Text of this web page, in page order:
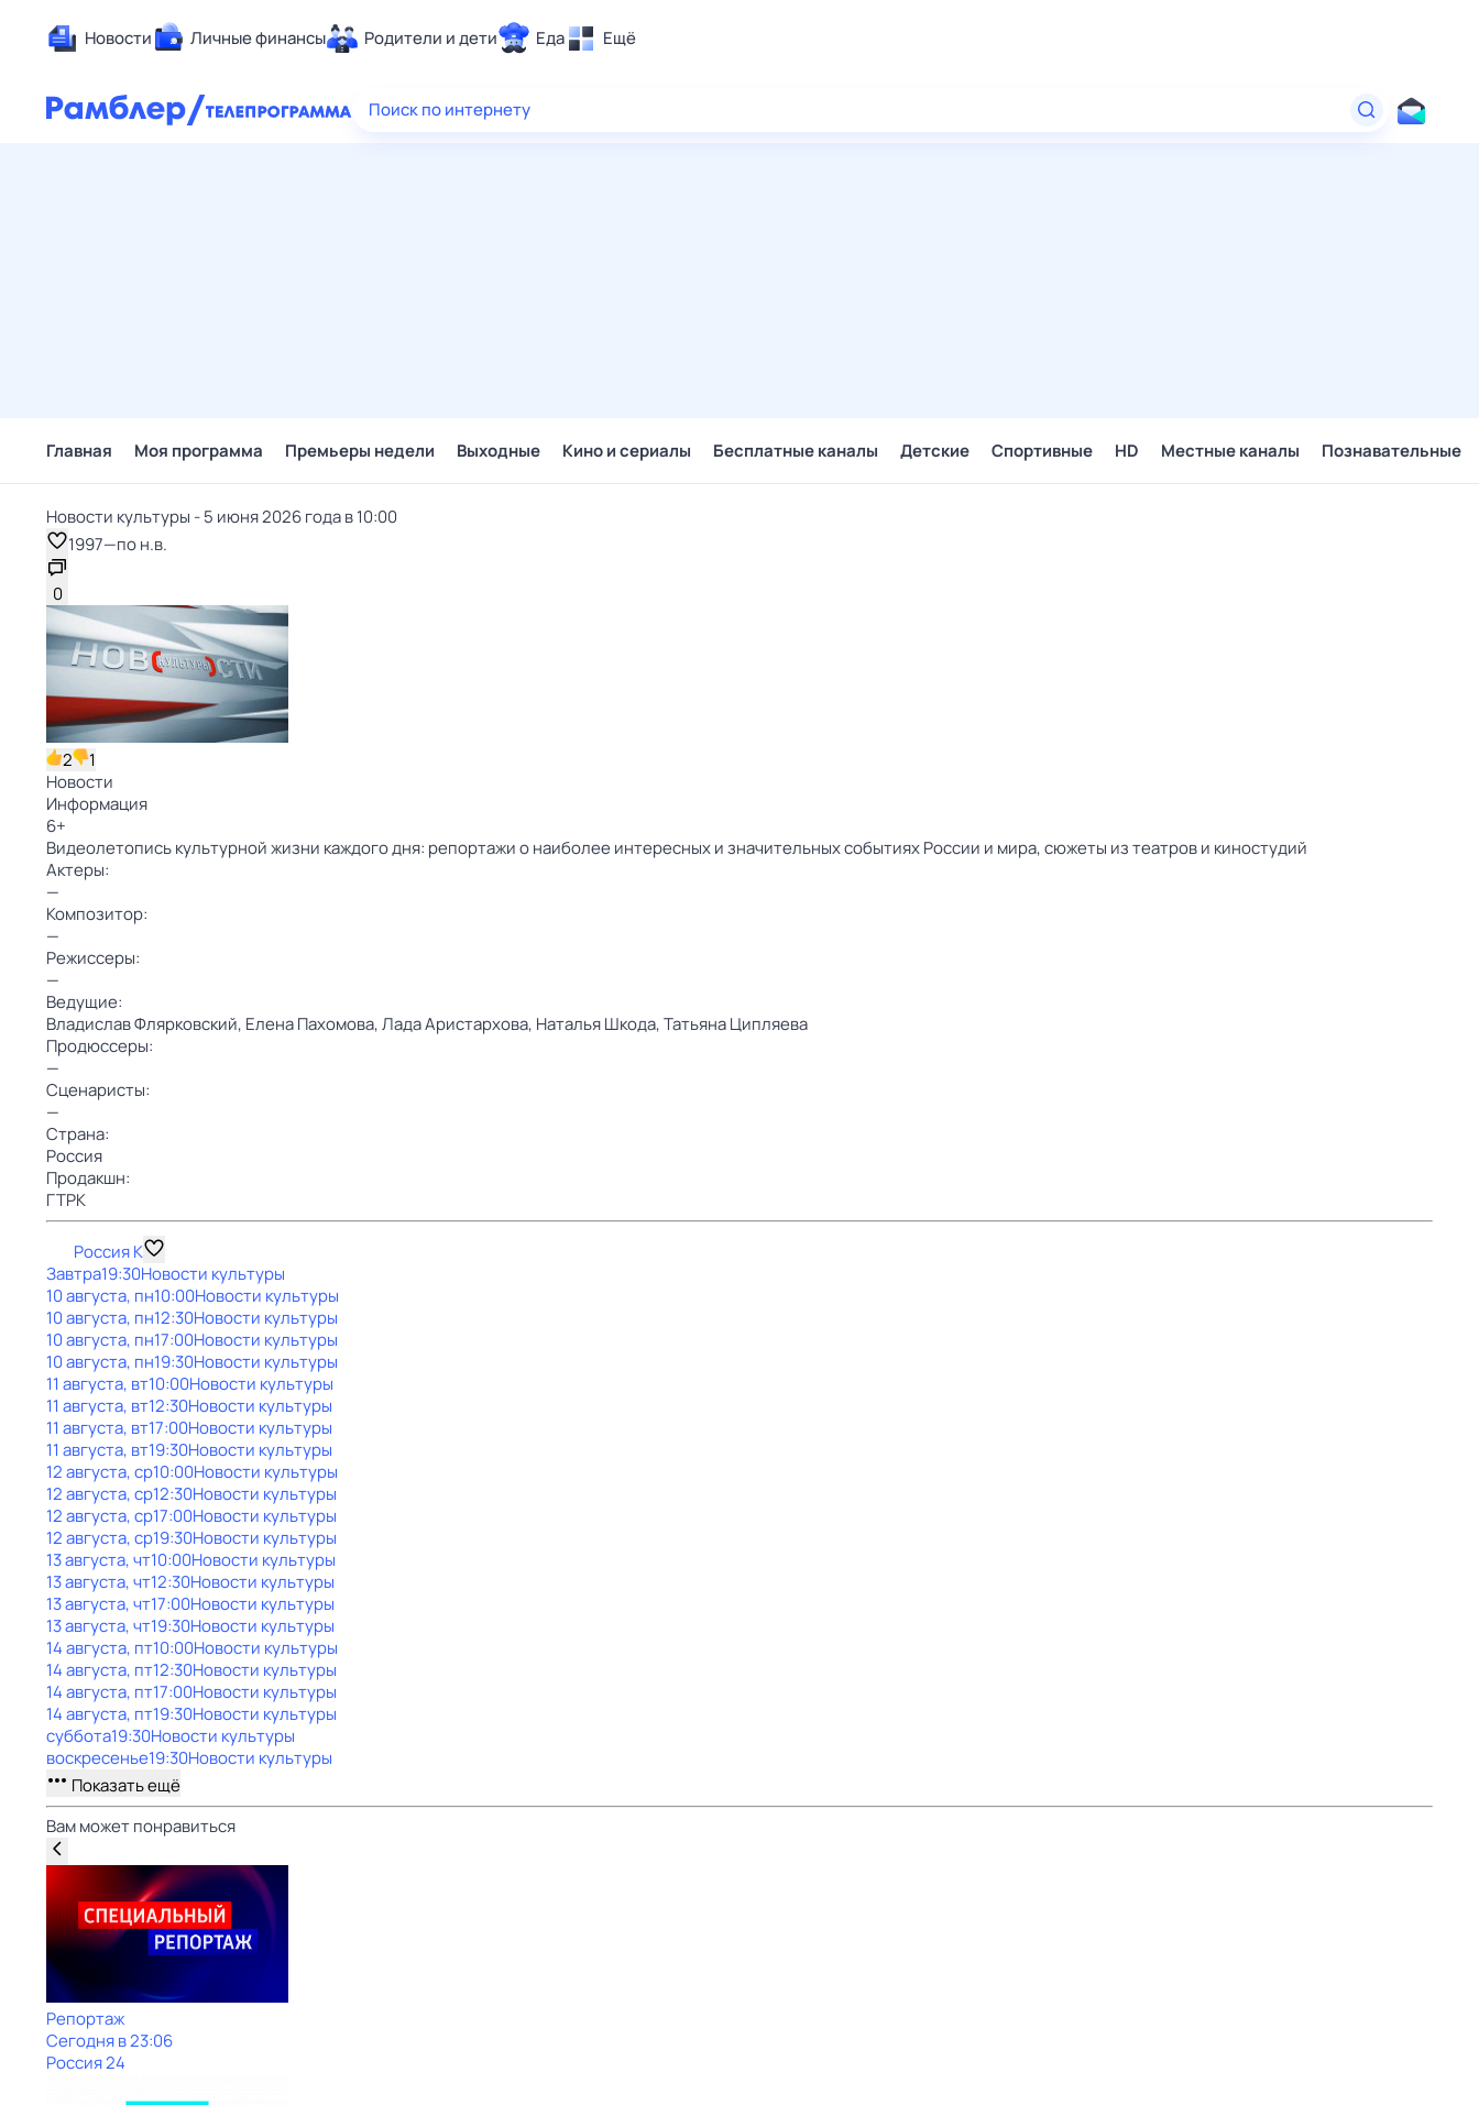
Новости Личные финансы Родители и дети Еда Ещё
Здоровье
Поиск по интернету
Главная Моя программа Премьеры недели Выходные Кино и сериалы Бесплатные каналы Детские Спортивные HD Местные каналы Познавательные
Новости культуры - 5 июня 2026 года в 10:00
1997—по н.в.
0
2
1
Новости
Информация
6+
Видеолетопись культурной жизни каждого дня: репортажи о наиболее интересных и значительных событиях России и мира, сюжеты из театров и киностудий
Актеры:
—
Композитор:
—
Режиссеры:
—
Ведущие:
Владислав Флярковский, Елена Пахомова,Лада Аристархова, Наталья Шкода,Татьяна Ципляева
Продюссеры:
—
Сценаристы:
—
Страна:
Россия
Продакшн:
ГТРК
Россия К
Завтра19:30Новости культуры
10 августа, пн10:00Новости культуры
10 августа, пн12:30Новости культуры
10 августа, пн17:00Новости культуры
10 августа, пн19:30Новости культуры
11 августа, вт10:00Новости культуры
11 августа, вт12:30Новости культуры
11 августа, вт17:00Новости культуры
11 августа, вт19:30Новости культуры
12 августа, ср10:00Новости культуры
12 августа, ср12:30Новости культуры
12 августа, ср17:00Новости культуры
12 августа, ср19:30Новости культуры
13 августа, чт10:00Новости культуры
13 августа, чт12:30Новости культуры
13 августа, чт17:00Новости культуры
13 августа, чт19:30Новости культуры
14 августа, пт10:00Новости культуры
14 августа, пт12:30Новости культуры
14 августа, пт17:00Новости культуры
14 августа, пт19:30Новости культуры
суббота19:30Новости культуры
воскресенье19:30Новости культуры
Показать ещё
Вам может понравиться
Репортаж
Сегодня в 23:06
Россия 24